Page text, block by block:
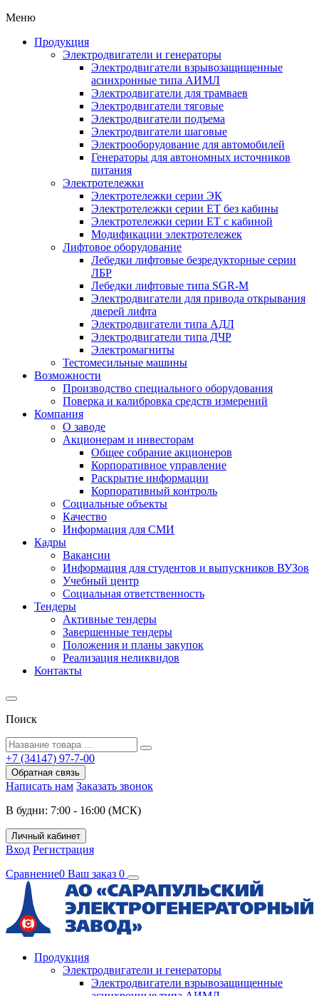
Меню
Продукция
Электродвигатели и генераторы
Электродвигатели взрывозащищенные
асинхронные типа АИМЛ
Электродвигатели для трамваев
Электродвигатели тяговые
Электродвигатели подъема
Электродвигатели шаговые
Электрооборудование для автомобилей
Генераторы для автономных источников
питания
Электротележки
Электротележки серии ЭК
Электротележки серии ЕТ без кабины
Электротележки серии ЕТ с кабиной
Модификации электротележек
Лифтовое оборудование
Лебедки лифтовые безредукторные серии
ЛБР
Лебедки лифтовые типа SGR-M
Электродвигатели для привода открывания
дверей лифта
Электродвигатели типа АДЛ
Электродвигатели типа ДЧР
Электромагниты
Тестомесильные машины
Возможности
Производство специального оборудования
Поверка и калибровка средств измерений
Компания
О заводе
Акционерам и инвесторам
Общее собрание акционеров
Корпоративное управление
Раскрытие информации
Корпоративный контроль
Социальные объекты
Качество
Информация для СМИ
Кадры
Вакансии
Информация для студентов и выпускников ВУЗов
Учебный центр
Социальная ответственность
Тендеры
Активные тендеры
Завершенные тендеры
Положения и планы закупок
Реализация неликвидов
Контакты
Поиск
+7 (34147) 97-7-00
Обратная связь
Написать нам Заказать звонок
В будни: 7:00 - 16:00 (МСК)
Личный кабинет
Вход Регистрация
Сравнение0 Ваш заказ 0
Продукция
Электродвигатели и генераторы
Электродвигатели взрывозащищенные